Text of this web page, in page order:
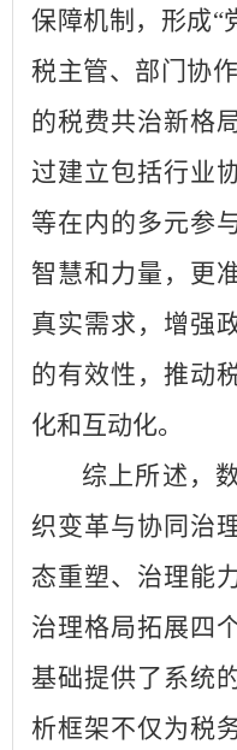
保障机制，形成“
税主管、部门协
的税费共治新格
过建立包括行业
等在内的多元参
智慧和力量，更
真实需求，增强
的有效性，推动
化和互动化。
综上所述，
织变革与协同治
态重塑、治理能
治理格局拓展四
基础提供了系统
析框架不仅为税